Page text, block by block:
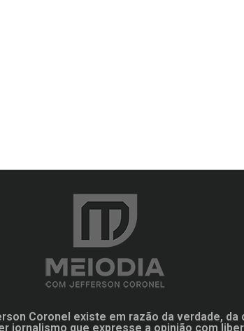
Coronel existe em razão da verdade, da
jornalismo que expresse a opinião com